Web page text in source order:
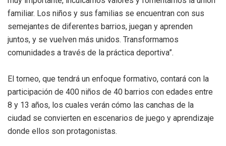
familiar. Los niños y sus familias se encuentran con sus
semejantes de diferentes barrios, juegan y aprenden
juntos, y se vuelven más unidos. Transformamos
comunidades a través de la práctica deportiva”.
El torneo, que tendrá un enfoque formativo, contará con la
participación de 400 niños de 40 barrios con edades entre
8 y 13 años, los cuales verán cómo las canchas de la
ciudad se convierten en escenarios de juego y aprendizaje
donde ellos son protagonistas.